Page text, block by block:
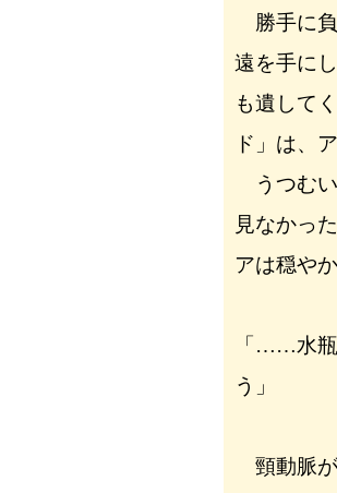
勝手に負
遠を手に
も遺して
ド」は、
うつむい
見なかっ
アは穏や
「……水
う」
頸動脈が